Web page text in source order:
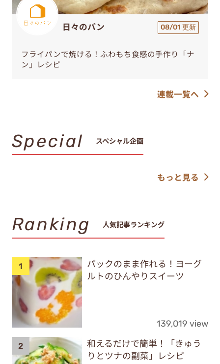
日々のパン 08/01 更新
フライパンで焼ける！ふわもち食感の手作り「ナ
ン」レシピ
連載一覧へ
Special スペシャル企画
もっと見る
Ranking 人気記事ランキング
パックのまま作れる！ヨーグ
ルトのひんやりスイーツ
139,019 view
和えるだけで簡単！「きゅう
りとツナの副菜」レシピ